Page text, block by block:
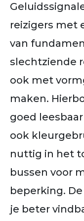
reizigers met
van
slechtziende
ook met
maken.
goed
ook
nuttig in het
bussen voor
beperking.
je beter